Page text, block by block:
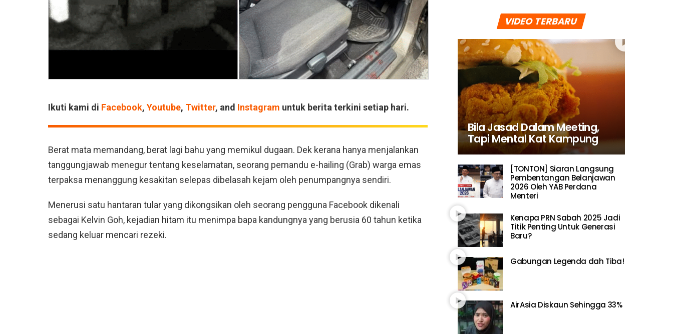
Ikuti kami di Facebook, Youtube, Twitter, and Instagram untuk berita terkini setiap hari.
Berat mata memandang, berat lagi bahu yang memikul dugaan. Dek kerana hanya menjalankan
tanggungjawab menegur tentang keselamatan, seorang pemandu e-hailing (Grab) warga emas
terpaksa menanggung kesakitan selepas dibelasah kejam oleh penumpangnya sendiri.
Menerusi satu hantaran tular yang dikongsikan oleh seorang pengguna Facebook dikenali
sebagai Kelvin Goh, kejadian hitam itu menimpa bapa kandungnya yang berusia 60 tahun ketika
sedang keluar mencari rezeki.
VIDEO TERBARU
Bila Jasad Dalam Meeting,
Tapi Mental Kat Kampung
[TONTON] Siaran Langsung
Pembentangan Belanjawan
2026 Oleh YAB Perdana
Menteri
Kenapa PRN Sabah 2025 Jadi
Titik Penting Untuk Generasi
Baru?
Gabungan Legenda dah Tiba!
AirAsia Diskaun Sehingga 33%